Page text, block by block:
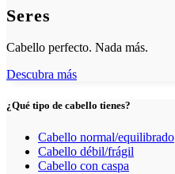
Seres
Cabello perfecto. Nada más.
Descubra más
¿Qué tipo de cabello tienes?
Cabello normal/equilibrado
Cabello débil/frágil
Cabello con caspa